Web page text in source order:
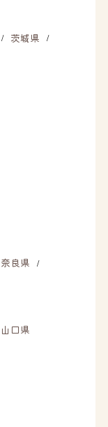
/ 茨城県 /
奈良県 /
山口県